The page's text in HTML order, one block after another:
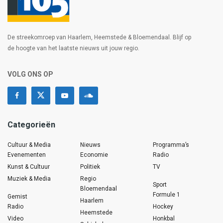
De streekomroep van Haarlem, Heemstede & Bloemendaal. Blijf op
de hoogte van het laatste nieuws uit jouw regio.
VOLG ONS OP
Categorieën
Cultuur & Media
Evenementen
Kunst & Cultuur
Muziek & Media
Gemist
Radio
Video
Nieuws
Economie
Politiek
Regio
Bloemendaal
Haarlem
Heemstede
Programma’s
Radio
TV
Sport
Formule 1
Hockey
Honkbal